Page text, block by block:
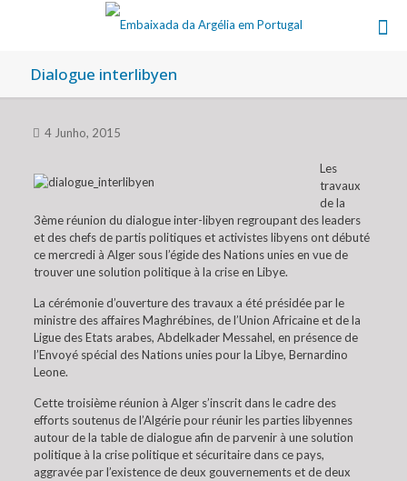
Dialogue interlibyen
4 Junho, 2015
Les
travaux
de la
3ème réunion du dialogue inter-libyen regroupant des leaders
et des chefs de partis politiques et activistes libyens ont débuté
ce mercredi à Alger sous l’égide des Nations unies en vue de
trouver une solution politique à la crise en Libye.
La cérémonie d’ouverture des travaux a été présidée par le
ministre des affaires Maghrébines, de l’Union Africaine et de la
Ligue des Etats arabes, Abdelkader Messahel, en présence de
l’Envoyé spécial des Nations unies pour la Libye, Bernardino
Leone.
Cette troisième réunion à Alger s’inscrit dans le cadre des
efforts soutenus de l’Algérie pour réunir les parties libyennes
autour de la table de dialogue afin de parvenir à une solution
politique à la crise politique et sécuritaire dans ce pays,
aggravée par l’existence de deux gouvernements et de deux